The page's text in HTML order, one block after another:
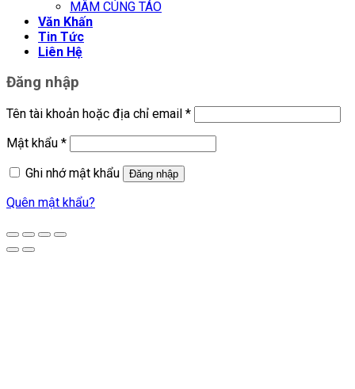
MÂM CÚNG TÁO
Văn Khấn
Tin Tức
Liên Hệ
Đăng nhập
Tên tài khoản hoặc địa chỉ email *
Mật khẩu *
Ghi nhớ mật khẩu
Đăng nhập
Quên mật khẩu?